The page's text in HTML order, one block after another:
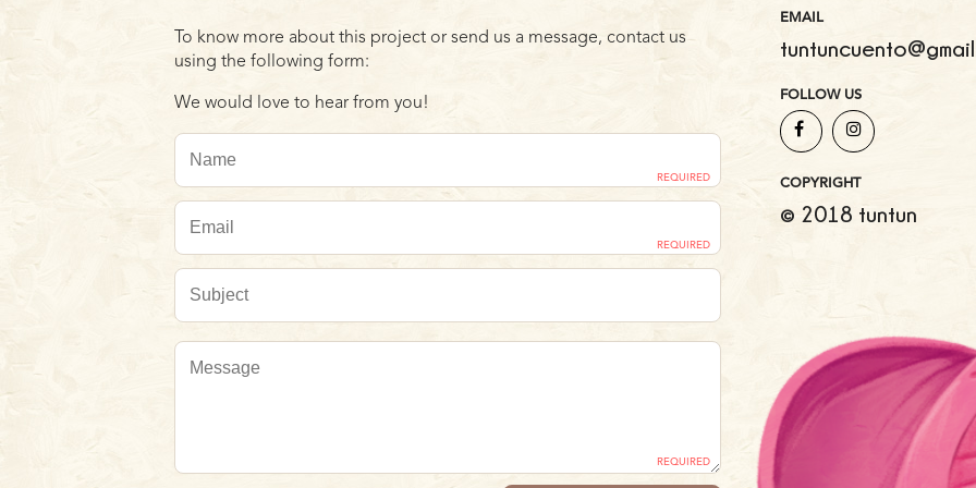
To know more about this project or send us a message, contact us
using the following form:
We would love to hear from you!
REQUIRED
REQUIRED
REQUIRED
EMAIL
FOLLOW US
COPYRIGHT
© 2018 tuntun